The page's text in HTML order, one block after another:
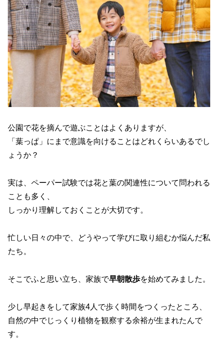
公園で花を摘んで遊ぶことはよくありますが、
「葉っぱ」にまで意識を向けることはどれくらいあるでし
ょうか？
実は、ペーパー試験では花と葉の関連性について問われる
ことも多く、
しっかり理解しておくことが大切です。
忙しい日々の中で、どうやって学びに取り組むか悩んだ私
たち。
そこでふと思い立ち、家族で早朝散歩を始めてみました。
少し早起きをして家族4人で歩く時間をつくったところ、
自然の中でじっくり植物を観察する余裕が生まれたんで
す。